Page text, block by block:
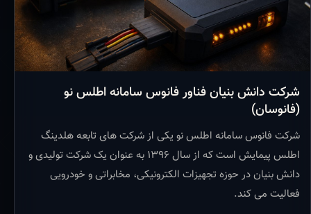
شرکت دانش بنیان فناور فانوس سامانه اطلس نو
(فانوسان)
شرکت فانوس سامانه اطلس نو یکی از شرکت های تابعه هلدینگ
اطلس پیمایش است که از سال ۱۳۹۶ به عنوان یک شرکت تولیدی و
دانش بنیان در حوزه تجهیزات الکترونیکی، مخابراتی و خودرویی
فعالیت می کند.